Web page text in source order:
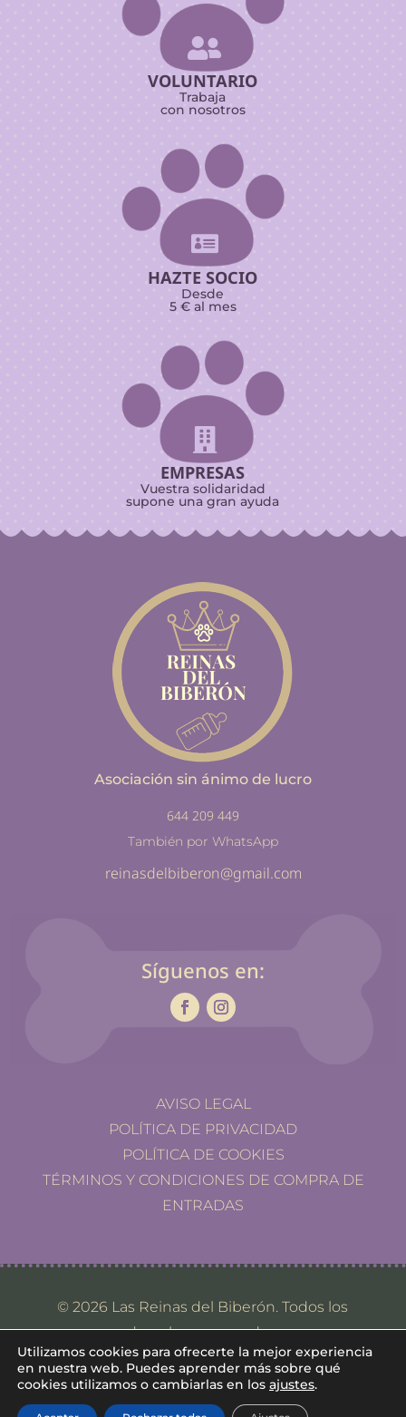

VOLUNTARIO
Trabaja
con nosotros

HAZTE SOCIO
Desde
5 € al mes

EMPRESAS
Vuestra solidaridad
supone una gran ayuda
Asociación sin ánimo de lucro
644 209 449
También por WhatsApp
reinasdelbiberon@gmail.com
Síguenos en:
AVISO LEGAL
POLÍTICA DE PRIVACIDAD
POLÍTICA DE COOKIES
TÉRMINOS Y CONDICIONES DE COMPRA DE
ENTRADAS
© 2026 Las Reinas del Biberón. Todos los
derechos reservados.
Utilizamos cookies para ofrecerte la mejor experiencia
en nuestra web. Puedes aprender más sobre qué
cookies utilizamos o cambiarlas en los ajustes.